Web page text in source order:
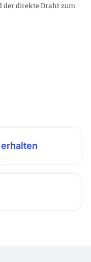
der direkte Draht zum